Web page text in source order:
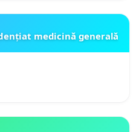
medicină generală